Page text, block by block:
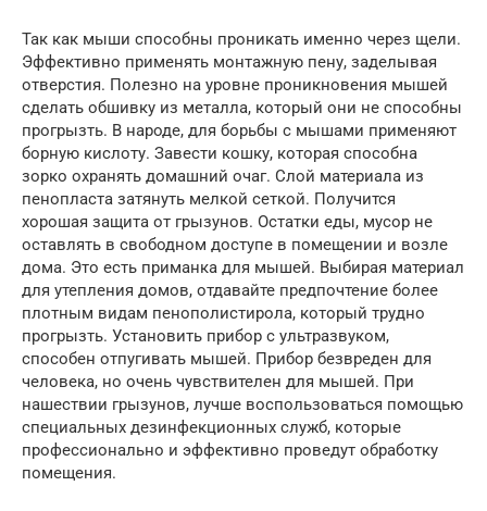
Так как мыши способны проникать именно через щели.
Эффективно применять монтажную пену, заделывая
отверстия. Полезно на уровне проникновения мышей
сделать обшивку из металла, который они не способны
прогрызть. В народе, для борьбы с мышами применяют
борную кислоту. Завести кошку, которая способна
зорко охранять домашний очаг. Слой материала из
пенопласта затянуть мелкой сеткой. Получится
хорошая защита от грызунов. Остатки еды, мусор не
оставлять в свободном доступе в помещении и возле
дома. Это есть приманка для мышей. Выбирая материал
для утепления домов, отдавайте предпочтение более
плотным видам пенополистирола, который трудно
прогрызть. Установить прибор с ультразвуком,
способен отпугивать мышей. Прибор безвреден для
человека, но очень чувствителен для мышей. При
нашествии грызунов, лучше воспользоваться помощью
специальных дезинфекционных служб, которые
профессионально и эффективно проведут обработку
помещения.